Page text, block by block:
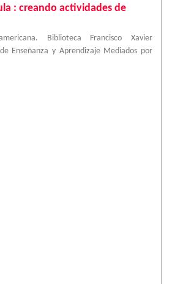
: creando actividades de
Biblioteca Francisco Xavier
Enseñanza y Aprendizaje Mediados por